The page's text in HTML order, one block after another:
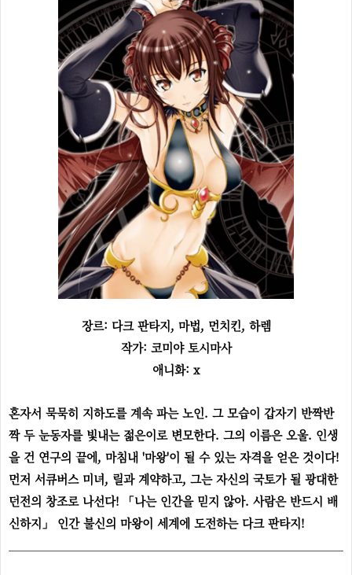
장르: 다크 판타지, 마법, 먼치킨, 하렘
작가: 코미야 토시마사
애니화: x
혼자서 묵묵히 지하도를 계속 파는 노인. 그 모습이 갑자기 반짝반
짝 두 눈동자를 빛내는 젊은이로 변모한다. 그의 이름은 오울. 인생
을 건 연구의 끝에, 마침내 '마왕'이 될 수 있는 자격을 얻은 것이다!
먼저 서큐버스 미녀, 릴과 계약하고, 그는 자신의 국토가 될 광대한
던전의 창조로 나선다! 「나는 인간을 믿지 않아. 사람은 반드시 배
신하지」 인간 불신의 마왕이 세계에 도전하는 다크 판타지!